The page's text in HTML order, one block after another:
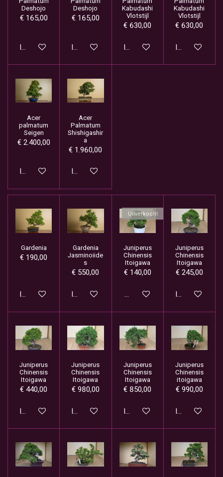
Deshojo
€ 165,00
In winkelwagen
Deshojo
€ 165,00
In winkelwagen
Kabudashi
Vlotstijl
€ 630,00
In winkelwagen
Kabudashi
Vlotstijl
€ 630,00
In
Acer
palmatum
Seigen
€ 2.400,00
In winkelwagen
Acer
Palmatum
Shishigashir
a
€ 1.960,00
In winkelwagen
Gardenia
€ 190,00
In winkelwagen
Gardenia
Jasminoiide
s
€ 550,00
In winkelwagen
Uitverkocht
Juniperus
Chinensis
Itoigawa
€ 140,00
Houd mij op de hoogte
Juniperus
Chinensis
Itoigawa
€ 245,00
In
Juniperus
Chinensis
Itoigawa
€ 440,00
In winkelwagen
Juniperus
Chinensis
Itoigawa
€ 980,00
In winkelwagen
Juniperus
Chinensis
Itoigawa
€ 850,00
In winkelwagen
Juniperus
Chinensis
itoigawa
€ 990,00
In